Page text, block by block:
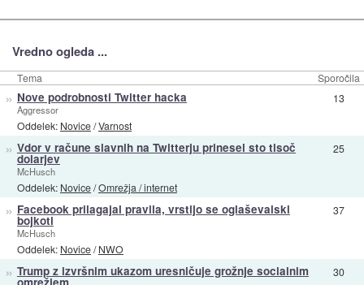
Vredno ogleda ...
Tema Sporočila
» Nove podrobnosti Twitter hacka
Aggressor
Oddelek: Novice/Varnost
13
» Vdor v račune slavnih na Twitterju prinesel sto tisoč
dolarjev
McHusch
Oddelek: Novice/Omrežja / internet
25
» Facebook prilagajal pravila, vrstijo se oglaševalski
bojkoti
McHusch
Oddelek: Novice/NWO
37
» Trump z izvršnim ukazom uresničuje grožnje socialnim 30